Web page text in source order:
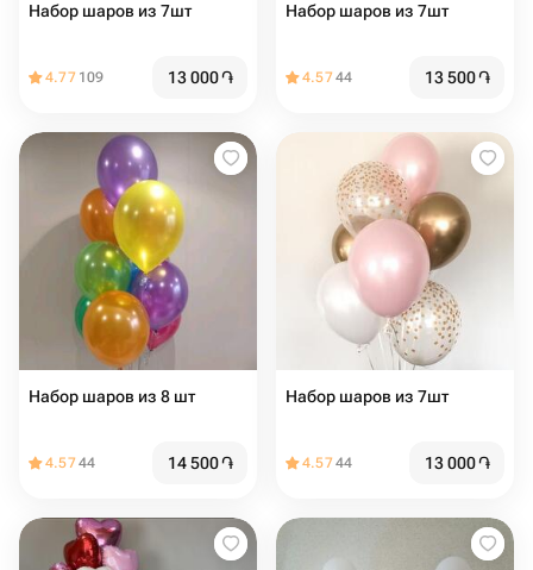
Набор шаров из 7шт
4.77 109 13 000֏
Набор шаров из 7шт
4.5744 13 500֏
Набор шаров из 8 шт
4.5744 14 500֏
Набор шаров из 7шт
4.5744 13 000֏